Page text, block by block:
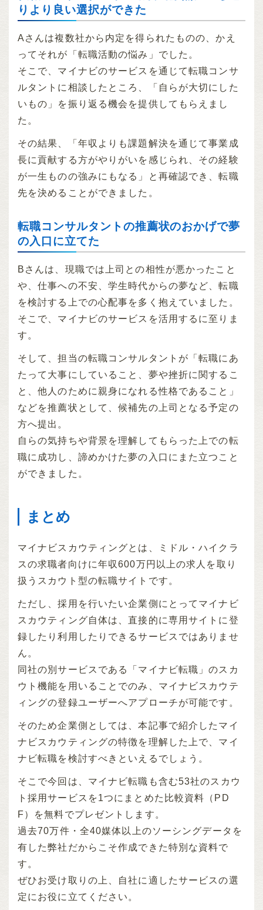
りより良い選択ができた
Aさんは複数社から内定を得られたものの、かえ
ってそれが「転職活動の悩み」でした。
そこで、マイナビのサービスを通じて転職コンサ
ルタントに相談したところ、「自らが大切にした
いもの」を振り返る機会を提供してもらえまし
た。
その結果、「年収よりも課題解決を通じて事業成
長に貢献する方がやりがいを感じられ、その経験
が一生ものの強みにもなる」と再確認でき、転職
先を決めることができました。
転職コンサルタントの推薦状のおかげで夢
の入口に立てた
Bさんは、現職では上司との相性が悪かったこと
や、仕事への不安、学生時代からの夢など、転職
を検討する上での心配事を多く抱えていました。
そこで、マイナビのサービスを活用するに至りま
す。
そして、担当の転職コンサルタントが「転職にあ
たって大事にしていること、夢や挫折に関するこ
と、他人のために親身になれる性格であること」
などを推薦状として、候補先の上司となる予定の
方へ提出。
自らの気持ちや背景を理解してもらった上での転
職に成功し、諦めかけた夢の入口にまた立つこと
ができました。
まとめ
マイナビスカウティングとは、ミドル・ハイクラ
スの求職者向けに年収600万円以上の求人を取り
扱うスカウト型の転職サイトです。
ただし、採用を行いたい企業側にとってマイナビ
スカウティング自体は、直接的に専用サイトに登
録したり利用したりできるサービスではありませ
ん。
同社の別サービスである「マイナビ転職」のスカ
ウト機能を用いることでのみ、マイナビスカウテ
ィングの登録ユーザーへアプローチが可能です。
そのため企業側としては、本記事で紹介したマイ
ナビスカウティングの特徴を理解した上で、マイ
ナビ転職を検討すべきといえるでしょう。
そこで今回は、マイナビ転職も含む53社のスカウ
ト採用サービスを1つにまとめた比較資料（PD
F）を無料でプレゼントします。
過去70万件・全40媒体以上のソーシングデータを
有した弊社だからこそ作成できた特別な資料で
す。
ぜひお受け取りの上、自社に適したサービスの選
定にお役に立てください。